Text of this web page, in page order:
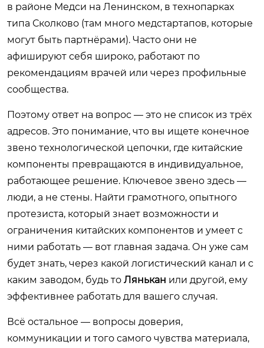
в районе Медси на Ленинском, в технопарках
типа Сколково (там много медстартапов, которые
могут быть партнёрами). Часто они не
афишируют себя широко, работают по
рекомендациям врачей или через профильные
сообщества.
Поэтому ответ на вопрос — это не список из трёх
адресов. Это понимание, что вы ищете конечное
звено технологической цепочки, где китайские
компоненты превращаются в индивидуальное,
работающее решение. Ключевое звено здесь —
люди, а не стены. Найти грамотного, опытного
протезиста, который знает возможности и
ограничения китайских компонентов и умеет с
ними работать — вот главная задача. Он уже сам
будет знать, через какой логистический канал и с
каким заводом, будь то Лянькан или другой, ему
эффективнее работать для вашего случая.
Всё остальное — вопросы доверия,
коммуникации и того самого чувства материала,